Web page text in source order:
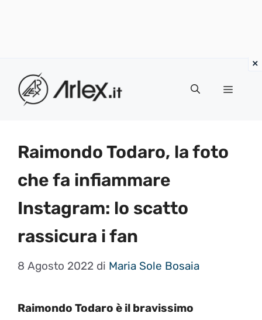
contenuto
Menu
Raimondo Todaro, la foto
che fa infiammare
Instagram: lo scatto
rassicura i fan
8 Agosto 2022 di Maria Sole Bosaia
Raimondo Todaro è il bravissimo